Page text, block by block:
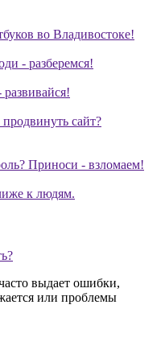
во Владивостоке!
- разберемся!
сайт?
Приноси - взломаем!
к людям.
выдает ошибки,
или проблемы